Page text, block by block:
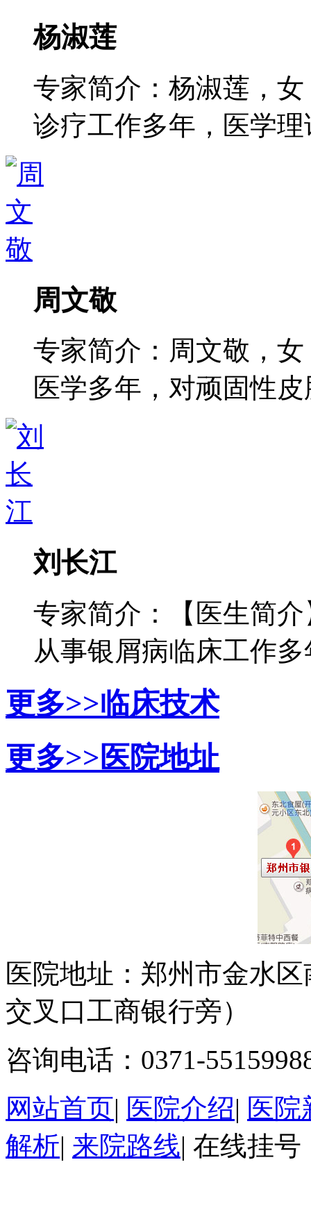
杨淑莲
专家简介：杨淑莲，
诊疗工作多年，医学理
周文敬
专家简介：周文敬，
医学多年，对顽固性皮
刘长江
专家简介：【医生简
从事银屑病临床工作多
更多>>临床技术
更多>>医院地址
医院地址：郑州市金水
交叉口工商银行旁）
咨询电话：0371-
网站首页| 医院介绍| 医院
解析| 来院路线| 在线挂号